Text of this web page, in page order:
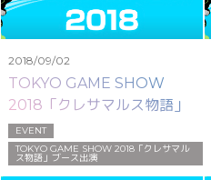
2018/09/02
TOKYO GAME SHOW
2018「クレサマルス物語」ブ
ース出演
EVENT
TOKYO GAME SHOW 2018「クレサマル
ス物語」ブース出演